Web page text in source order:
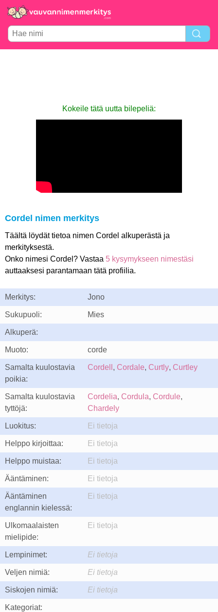
Kokeile tätä uutta bilepeliä:
Cordel nimen merkitys
Täältä löydät tietoa nimen Cordel alkuperästä ja
merkityksestä.
Onko nimesi Cordel? Vastaa 5 kysymykseen nimestäsi
auttaaksesi parantamaan tätä profiilia.
Merkitys: Jono
Sukupuoli: Mies
Alkuperä:
Muoto: corde
Samalta kuulostavia
poikia:
Cordell , Cordale, Curtly, Curtley
Samalta kuulostavia
tyttöjä:
Cordelia, Cordula, Cordule,
Chardely
Luokitus: Ei tietoja
Helppo kirjoittaa: Ei tietoja
Helppo muistaa: Ei tietoja
Ääntäminen: Ei tietoja
Ääntäminen
englannin kielessä:
Ei tietoja
Ulkomaalaisten
mielipide:
Ei tietoja
Lempinimet: Ei tietoja
Veljen nimiä: Ei tietoja
Siskojen nimiä: Ei tietoja
Kategoriat: